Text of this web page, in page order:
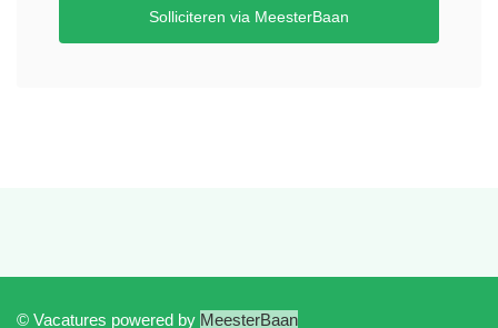
Solliciteren via MeesterBaan
© Vacatures powered by MeesterBaan